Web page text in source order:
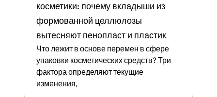
косметики: почему вкладыши из
формованной целлюлозы
вытесняют пенопласт и пластик
Что лежит в основе перемен в сфере
упаковки косметических средств? Три
фактора определяют текущие
изменения,